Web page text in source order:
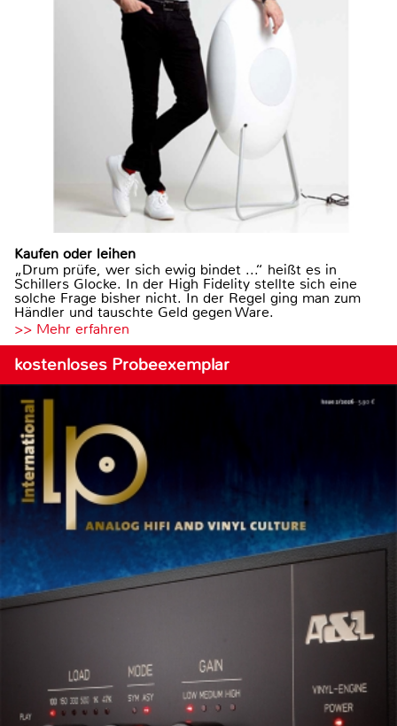
Kaufen oder leihen
„Drum prüfe, wer sich ewig bindet ...“ heißt es in
Schillers Glocke. In der High Fidelity stellte sich eine
solche Frage bisher nicht. In der Regel ging man zum
Händler und tauschte Geld gegen Ware.
>> Mehr erfahren
kostenloses Probeexemplar